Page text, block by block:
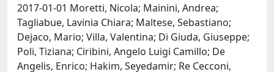
2017-01-01 Moretti, Nicola; Mainini, Andrea;
Tagliabue, Lavinia Chiara; Maltese, Sebastiano;
Dejaco, Mario; Villa, Valentina; Di Giuda, Giuseppe;
Poli, Tiziana; Ciribini, Angelo Luigi Camillo; De
Angelis, Enrico; Hakim, Seyedamir; Re Cecconi,